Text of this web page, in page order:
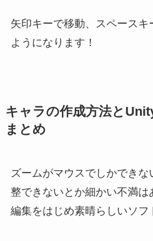
矢印キーで移動、スペースキ
ようになります！
キャラの作成方法と
まとめ
ズームがマウスでしかできな
整できないとか細かい不満は
編集をはじめ素晴らしいソフ